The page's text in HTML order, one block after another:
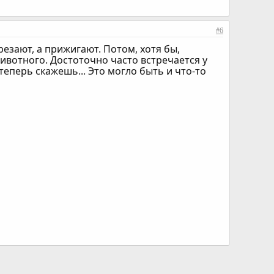
#6
а прижигают. Потом, хотя бы,
Достоточно часто встречается у
скажешь... Это могло быть и что-то